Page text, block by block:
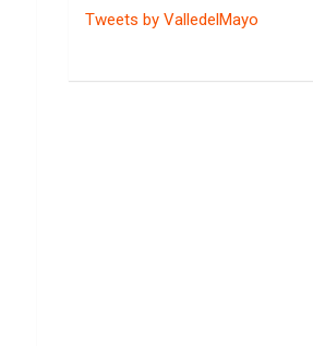
Tweets by ValledelMayo